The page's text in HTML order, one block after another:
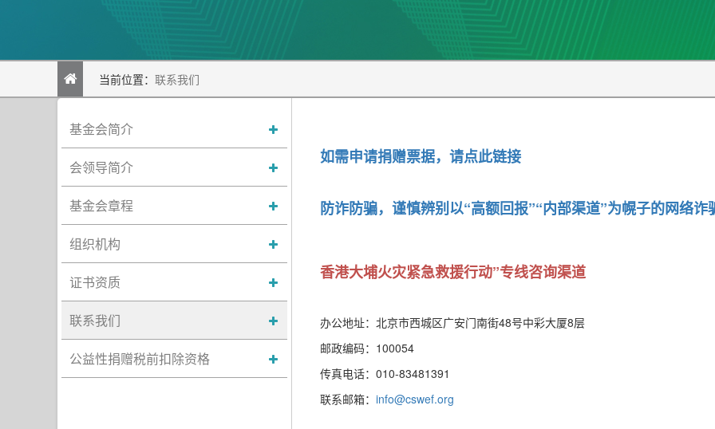
当前位置： 联系我们
基金会简介
会领导简介
基金会章程
组织机构
证书资质
联系我们
公益性捐赠税前扣除资格
如需申请捐赠票据，请点此链接
防诈防骗，谨慎辨别以“高额回报”“内部渠道”为幌子的网络诈
香港大埔火灾紧急救援行动”专线咨询渠道
办公地址：北京市西城区广安门南街48号中彩大厦8层
邮政编码：100054
传真电话：010-83481391
联系邮箱： info@cswef.org